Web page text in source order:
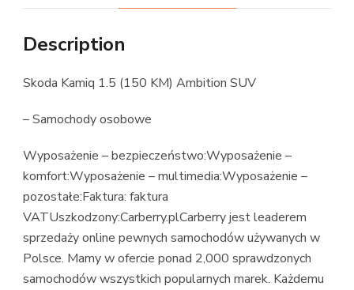
Description
Skoda Kamiq 1.5 (150 KM) Ambition SUV
– Samochody osobowe
Wyposażenie – bezpieczeństwo:Wyposażenie –
komfort:Wyposażenie – multimedia:Wyposażenie –
pozostałe:Faktura: faktura
VATUszkodzony:Carberry.plCarberry jest leaderem
sprzedaży online pewnych samochodów używanych w
Polsce. Mamy w ofercie ponad 2,000 sprawdzonych
samochodów wszystkich popularnych marek. Każdemu